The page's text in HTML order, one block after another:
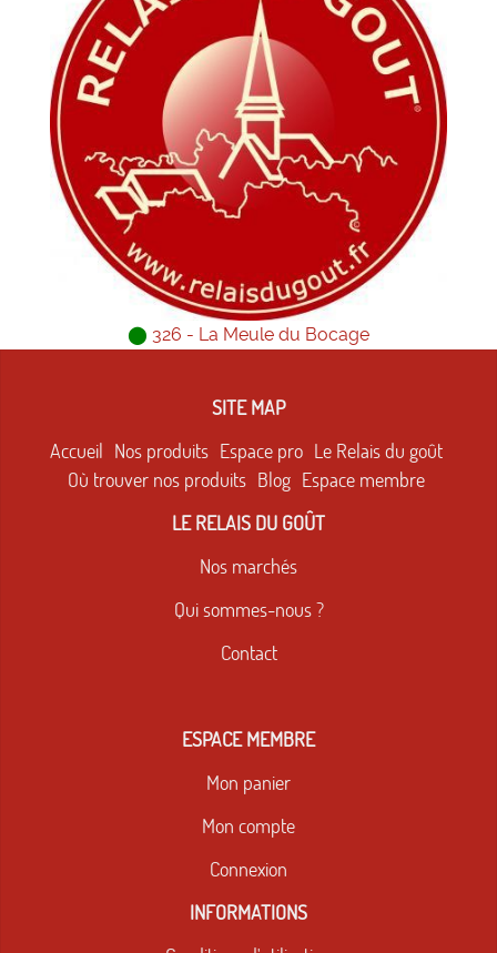
⬤ 326 - La Meule du Bocage
SITE MAP
Accueil Nos produits Espace pro Le Relais du goût
Où trouver nos produits Blog Espace membre
LE RELAIS DU GOÛT
Nos marchés
Qui sommes-nous ?
Contact
ESPACE MEMBRE
Mon panier
Mon compte
Connexion
INFORMATIONS